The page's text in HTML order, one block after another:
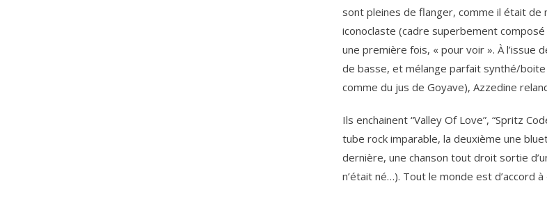
sont pleines de flanger, comme il était de
iconoclaste (cadre superbement
une première fois, « pour voir ». À l’issue
de basse, et mélange parfait synthé/
comme du jus de Goyave), Azzedine
Ils enchainent “Valley Of Love”, “Spritz
tube rock imparable, la deuxième une
dernière, une chanson tout droit sortie
n’était né…). Tout le monde est d’accord